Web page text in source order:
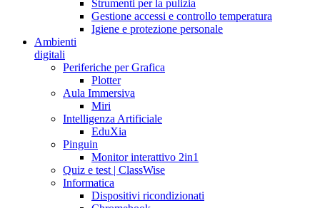
Strumenti per la pulizia
Gestione accessi e controllo temperatura
Igiene e protezione personale
Ambienti
digitali
Periferiche per Grafica
Plotter
Aula Immersiva
Miri
Intelligenza Artificiale
EduXia
Pinguin
Monitor interattivo 2in1
Quiz e test | ClassWise
Informatica
Dispositivi ricondizionati